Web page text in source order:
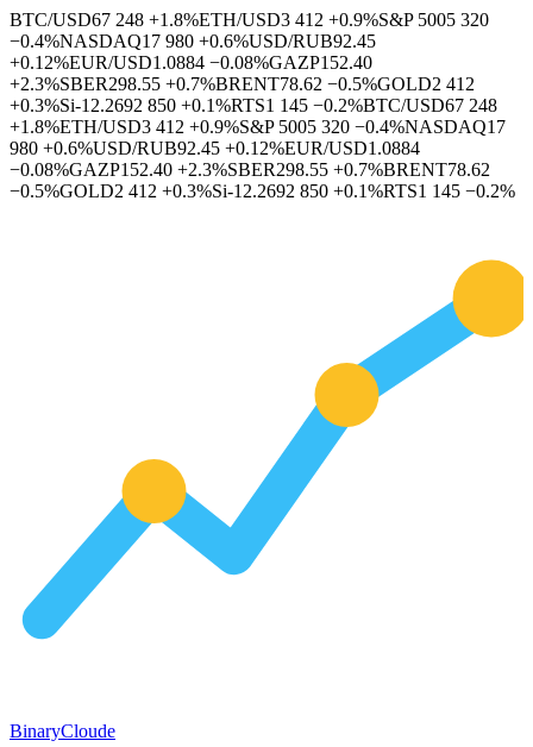
BTC/USD67 248 +1.8%ETH/USD3 412 +0.9%S&P 5005 320
−0.4%NASDAQ17 980 +0.6%USD/RUB92.45
+0.12%EUR/USD1.0884 −0.08%GAZP152.40
+2.3%SBER298.55 +0.7%BRENT78.62 −0.5%GOLD2 412
+0.3%Si-12.2692 850 +0.1%RTS1 145 −0.2%BTC/USD67 248
+1.8%ETH/USD3 412 +0.9%S&P 5005 320 −0.4%NASDAQ17
980 +0.6%USD/RUB92.45 +0.12%EUR/USD1.0884
−0.08%GAZP152.40 +2.3%SBER298.55 +0.7%BRENT78.62
−0.5%GOLD2 412 +0.3%Si-12.2692 850 +0.1%RTS1 145 −0.2%
BinaryCloude